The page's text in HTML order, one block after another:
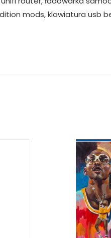
mods, klawiatura usb